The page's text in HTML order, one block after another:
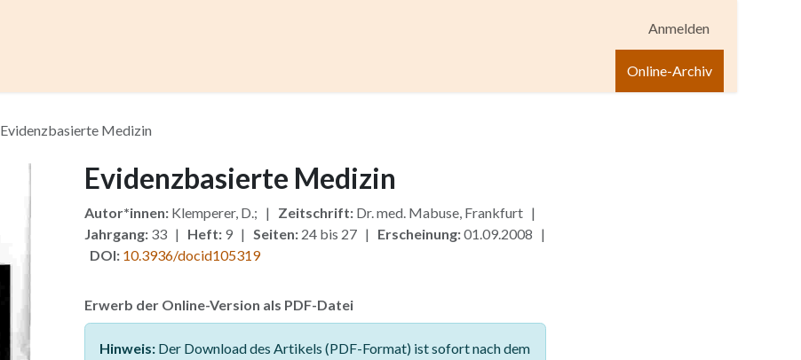
Anmelden
Online-Archiv
Evidenzbasierte Medizin
Evidenzbasierte Medizin
Autor*innen:Klemperer, D.; | Zeitschrift:Dr. med. Mabuse, Frankfurt |
Jahrgang:33 | Heft:9 | Seiten:24 bis 27 | Erscheinung:01.09.2008 |
DOI: 10.3936/docid105319
Erwerb der Online-Version als PDF-Datei
Hinweis:Der Download des Artikels (PDF-Format) ist sofort nach dem